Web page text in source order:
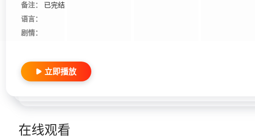
备注：
已完结
语言：
剧情：
立即播放
在线观看